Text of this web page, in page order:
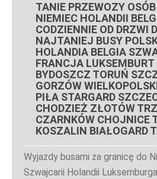
TANIE PRZEWOZY
NIEMIEC HOLANDII
CODZIENNIE OD DRZWI
NAJTANIEJ BUSY
HOLANDIA BELGIA
FRANCJA LUKSEMBURT
BYDOSZCZ TORUŃ
GORZÓW
PIŁA STARGARD
CHODZIEŻ ZŁOTÓW
CZARNKÓW CHOJNICE
KOSZALIN BIAŁOGARD
Wyjazdy busami za granicę do
Szwajcarii Holandii